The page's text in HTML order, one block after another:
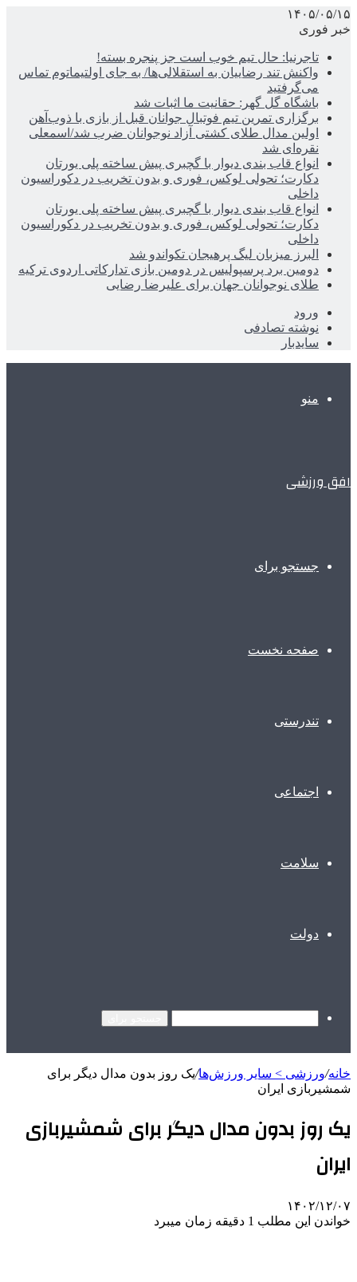
۱۴۰۵/۰۵/۱۵
خبر فوری
تاجرنیا: حال تیم خوب است جز پنجره بسته!
واکنش تند رضاییان به استقلالی‌ها/ به جای اولتیماتوم تماس
می‌گرفتید
باشگاه گل گهر: حقانیت ما اثبات شد
برگزاری تمرین تیم فوتبال جوانان قبل از بازی با ذوب‌آهن
اولین مدال طلای کشتی آزاد نوجوانان ضرب شد/اسمعلی
نقره‌ای شد
انواع قاب بندی دیوار با گچبری پیش ساخته پلی یورتان
دکارت؛ تحولی لوکس، فوری و بدون تخریب در دکوراسیون
داخلی
انواع قاب بندی دیوار با گچبری پیش ساخته پلی یورتان
دکارت؛ تحولی لوکس، فوری و بدون تخریب در دکوراسیون
داخلی
البرز میزبان لیگ پرهیجان تکواندو شد
دومین برد پرسپولیس در دومین بازی تدارکاتی اردوی ترکیه
طلای نوجوانان جهان برای علیرضا رضایی
ورود
نوشته تصادفی
سایدبار
منو
افق ورزشی
جستجو برای
صفحه نخست
تندرستی
اجتماعی
سلامت
دولت
خانه/ورزشی > سایر ورزش‌ها/یک روز بدون مدال دیگر برای
شمشیربازی ایران
یک روز بدون مدال دیگر برای شمشیربازی
ایران
۱۴۰۲/۱۲/۰۷
خواندن این مطلب 1 دقیقه زمان میبرد